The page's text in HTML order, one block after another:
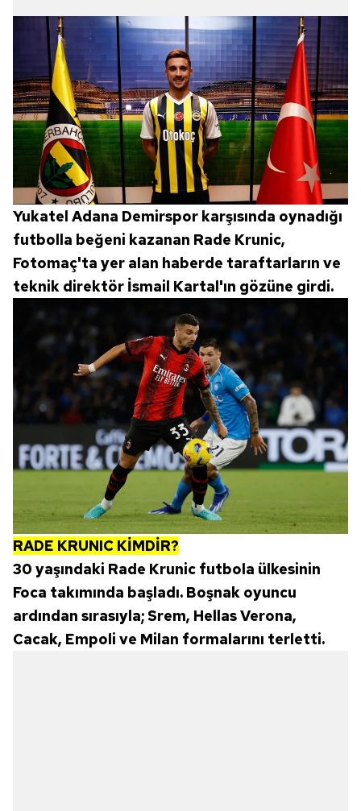
Yukatel Adana Demirspor karşısında oynadığı
futbolla beğeni kazanan Rade Krunic,
Fotomaç'ta yer alan haberde taraftarların ve
teknik direktör İsmail Kartal'ın gözüne girdi.
RADE KRUNIC KİMDİR?
30 yaşındaki Rade Krunic futbola ülkesinin
Foca takımında başladı. Boşnak oyuncu
ardından sırasıyla; Srem, Hellas Verona,
Cacak, Empoli ve Milan formalarını terletti.